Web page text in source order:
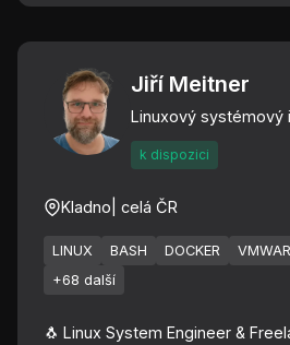
Jiří Meitner
Linuxový systémový
k dispozici
Kladno | celá ČR
LINUX BASH DOCKER
+68 další
🐧 Linux System Engineer &